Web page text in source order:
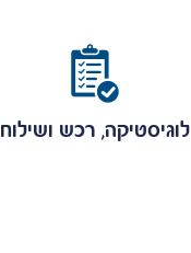
לוגיסטיקה, רכש ושילוח